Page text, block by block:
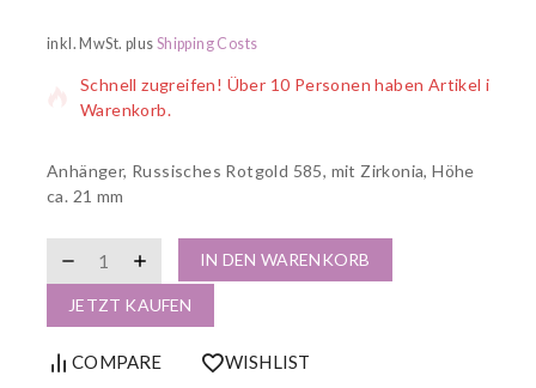
inkl. MwSt. plus Shipping Costs
10 Produkte wurden in den letzten 13 Stunden verkauft
Schnell zugreifen! Über 10 Personen haben Artikel im
Warenkorb.
Anhänger, Russisches Rotgold 585, mit Zirkonia, Höhe
ca. 21 mm
IN DEN WARENKORB
JETZT KAUFEN
COMPARE WISHLIST